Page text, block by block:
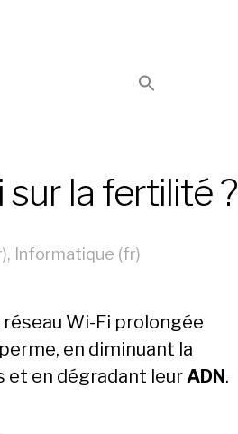
sur la fertilité ?
, Informatique (fr)
Wi-Fi prolongée
en diminuant la
et en dégradant leurADN.